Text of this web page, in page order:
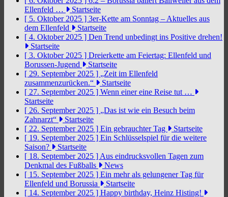
Ellenfeld …
Startseite
[ 5. Oktober 2025 ] 3er-Kette am Sonntag – Aktuelles aus
dem Ellenfeld
Startseite
[ 4. Oktober 2025 ] Den Trend unbedingt ins Positive drehen!
Startseite
[ 3. Oktober 2025 ] Dreierkette am Feiertag: Ellenfeld und
Borussen-Jugend
Startseite
[ 29. September 2025 ] „Zeit im Ellenfeld
zusammenzurücken.“
Startseite
[ 27. September 2025 ] Wenn einer eine Reise tut …
Startseite
[ 26. September 2025 ] „Das ist wie ein Besuch beim
Zahnarzt“
Startseite
[ 22. September 2025 ] Ein gebrauchter Tag
Startseite
[ 19. September 2025 ] Ein Schlüsselspiel für die weitere
Saison?
Startseite
[ 18. September 2025 ] Aus eindrucksvollen Tagen zum
Denkmal des Fußballs
News
[ 15. September 2025 ] Ein mehr als gelungener Tag für
Ellenfeld und Borussia
Startseite
[ 14. September 2025 ] Happy birthday, Heinz Histing!